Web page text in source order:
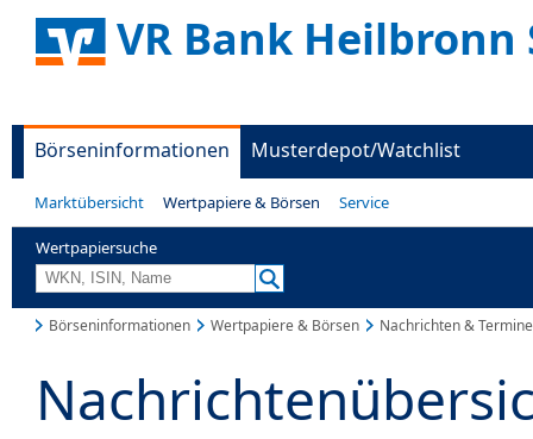
VR Bank Heilbronn
Börseninformationen Musterdepot/Watchlist
Marktübersicht Wertpapiere & Börsen Service
Wertpapiersuche
Börseninformationen Wertpapiere & Börsen Nachrichten & Termine